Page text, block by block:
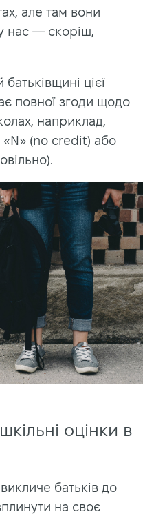
але там вони
нас — скоріш,
цієї
повної згоди щодо
наприклад,
«N» (no credit) або
оцінки в
батьків до
на своє